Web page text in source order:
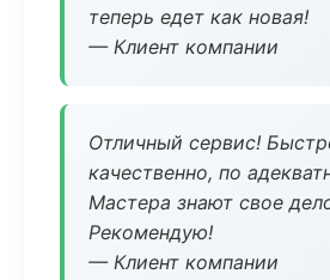
теперь едет как новая!
— Клиент компании
Отличный сервис!
качественно, по
Мастера знают свое
Рекомендую!
— Клиент компании